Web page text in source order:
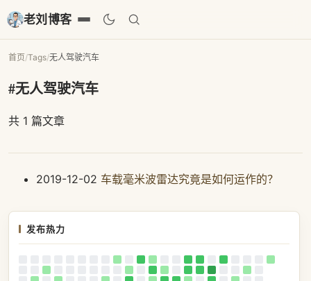
老刘博客
首页/Tags/无人驾驶汽车
#无人驾驶汽车
共 1 篇文章
2019-12-02 车载毫米波雷达究竟是如何运作的？
发布热力